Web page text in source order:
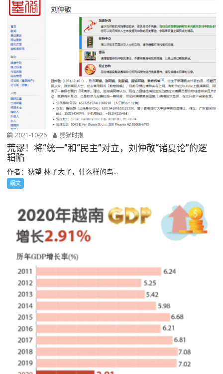
2021-10-26 熊猫时报
荒谬！将“统一”和“民主”对立，刘仲敬“诸夏论”的逻
辑陷
作者：狄望 林子大了，什么样的鸟...
網文